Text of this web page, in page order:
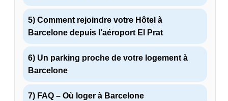
5) Comment rejoindre votre Hôtel à
Barcelone depuis l’aéroport El Prat
6) Un parking proche de votre logement à
Barcelone
7) FAQ – Où loger à Barcelone